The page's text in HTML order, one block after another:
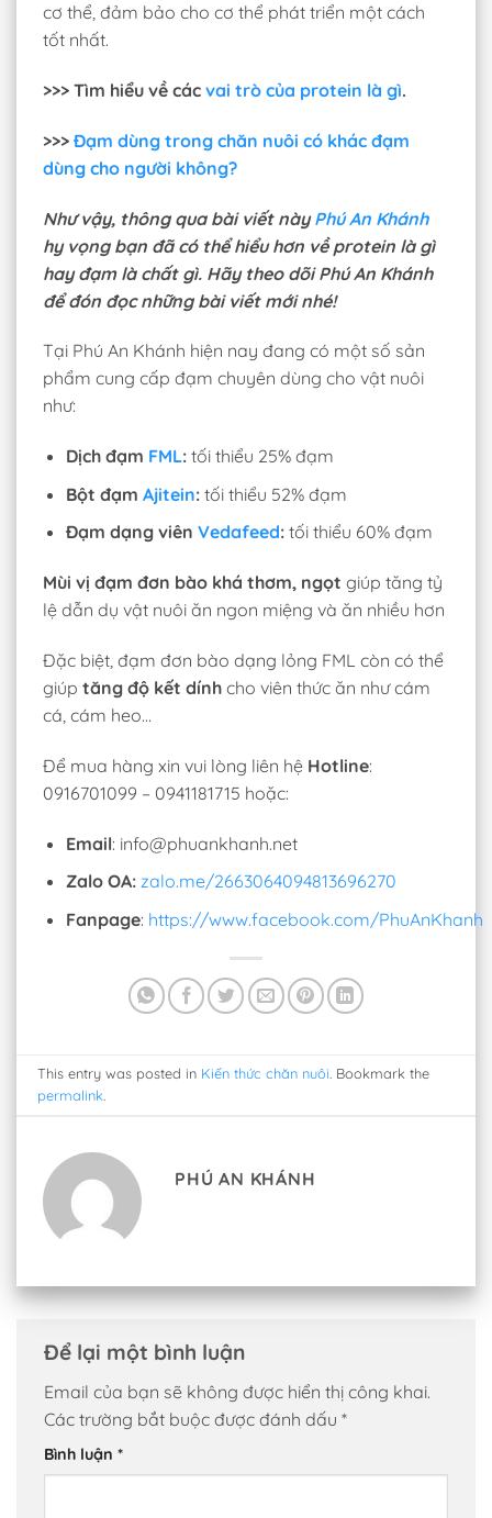
cơ thể, đảm bảo cho cơ thể phát triển một cách
tốt nhất.
>>> Tìm hiểu về các vai trò của protein là gì.
>>> Đạm dùng trong chăn nuôi có khác đạm
dùng cho người không?
Như vậy, thông qua bài viết nàyPhú An Khánh
hy vọng bạn đã có thể hiểu hơn về protein là gì
hay đạm là chất gì. Hãy theo dõi Phú An Khánh
để đón đọc những bài viết mới nhé!
Tại Phú An Khánh hiện nay đang có một số sản
phẩm cung cấp đạm chuyên dùng cho vật nuôi
như:
Dịch đạm FML: tối thiểu 25% đạm
Bột đạm Ajitein:tối thiểu 52% đạm
Đạm dạng viên Vedafeed:tối thiểu 60% đạm
Mùi vị đạm đơn bào khá thơm, ngọt giúp tăng tỷ
lệ dẫn dụ vật nuôi ăn ngon miệng và ăn nhiều hơn
Đặc biệt, đạm đơn bào dạng lỏng FML còn có thể
giúp tăng độ kết dính cho viên thức ăn như cám
cá, cám heo…
Để mua hàng xin vui lòng liên hệ Hotline:
0916701099 – 0941181715 hoặc:
Email: info@phuankhanh.net
Zalo OA: zalo.me/2663064094813696270
Fanpage: https://www.facebook.com/PhuAnKhanh
This entry was posted in Kiến thức chăn nuôi . Bookmark the
permalink
PHÚ AN KHÁNH
Để lại một bình luận
Email của bạn sẽ không được hiển thị công khai.
Các trường bắt buộc được đánh dấu *
Bình luận *